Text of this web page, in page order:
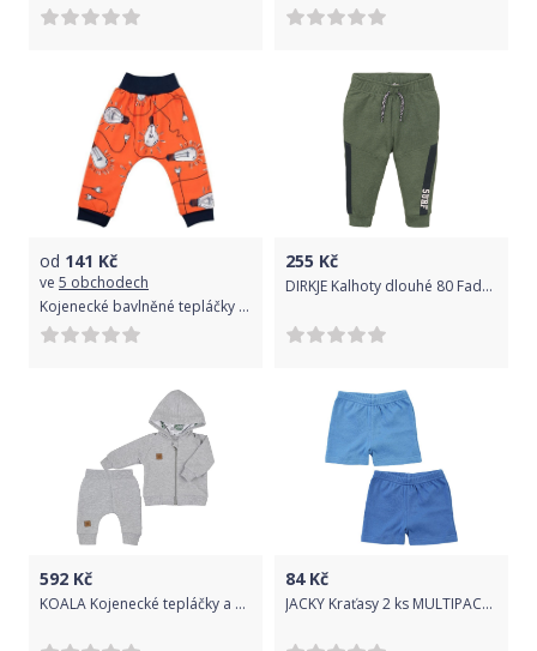
od 141 Kč
ve 5 obchodech
Kojenecké bavlněné tepláčky New Baby Happy Bulbs 56 (0-3m)
255 Kč
DIRKJE Kalhoty dlouhé 80 Faded Green
592 Kč
KOALA Kojenecké tepláčky a mikinka s kapucí Nature Bavlna/Polyester 68 (4-6m)
84Kč
JACKY Kraťasy 2 ks MULTIPACK Boys, vel. 62/68, modrá/potisk